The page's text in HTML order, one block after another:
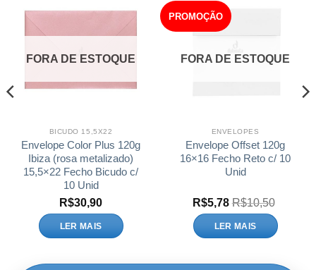
FORA DE ESTOQUE
BICUDO 15,5X22
Envelope Color Plus 120g
Ibiza (rosa metalizado)
15,5×22 Fecho Bicudo c/
10 Unid
R$30,90
LER MAIS
PROMOÇÃO
FORA DE ESTOQUE
ENVELOPES
Envelope Offset 120g
16×16 Fecho Reto c/ 10
Unid
R$5,78 R$10,50
LER MAIS